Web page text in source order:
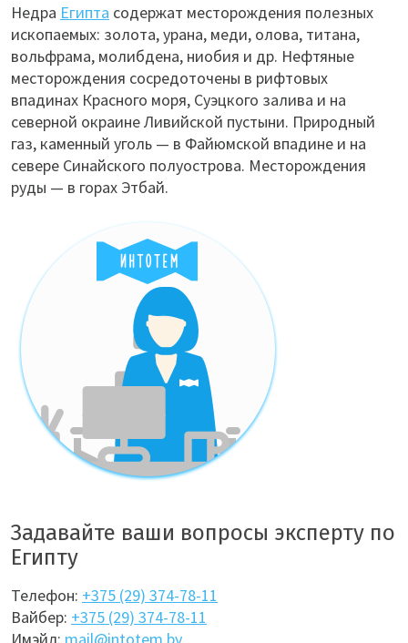
Недра Египта содержат месторождения полезных
ископаемых: золота, урана, меди, олова, титана,
вольфрама, молибдена, ниобия и др. Нефтяные
месторождения сосредоточены в рифтовых
впадинах Красного моря, Суэцкого залива и на
северной окраине Ливийской пустыни. Природный
газ, каменный уголь — в Файюмской впадине и на
севере Синайского полуострова. Месторождения
руды — в горах Этбай.
Задавайте ваши вопросы эксперту по
Египту
Телефон: +375 (29) 374-78-11
Вайбер: +375 (29) 374-78-11